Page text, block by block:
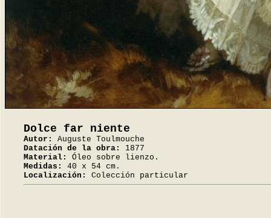
Dolce far niente
Autor:
Auguste Toulmouche
Datación de la obra:
1877
Material:
Óleo sobre lienzo.
Medidas:
40 x 54 cm.
Localización:
Colección particular